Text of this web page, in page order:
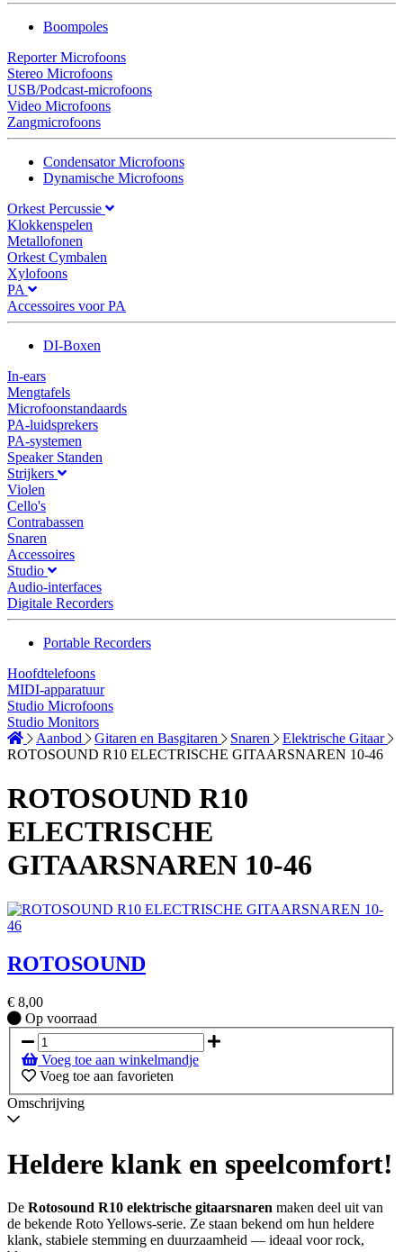
Boompoles
Reporter Microfoons
Stereo Microfoons
USB/Podcast-microfoons
Video Microfoons
Zangmicrofoons
Condensator Microfoons
Dynamische Microfoons
Orkest Percussie
Klokkenspelen
Metallofonen
Orkest Cymbalen
Xylofoons
PA
Accessoires voor PA
DI-Boxen
In-ears
Mengtafels
Microfoonstandaards
PA-luidsprekers
PA-systemen
Speaker Standen
Strijkers
Violen
Cello's
Contrabassen
Snaren
Accessoires
Studio
Audio-interfaces
Digitale Recorders
Portable Recorders
Hoofdtelefoons
MIDI-apparatuur
Studio Microfoons
Studio Monitors
Aanbod
Gitaren en Basgitaren Snaren
Elektrische Gitaar
ROTOSOUND R10 ELECTRISCHE GITAARSNAREN 10-46
ROTOSOUND R10
ELECTRISCHE
GITAARSNAREN 10-46
ROTOSOUND
€ 8,00
Op
voorraad
Op voorraad
Voeg toe aan winkelmandje
Voeg toe aan favorieten
Omschrijving
Heldere klank en speelcomfort!
De Rotosound R10 elektrische gitaarsnaren maken deel uit van
de bekende Roto Yellows-serie. Ze staan bekend om hun heldere
klank, stabiele stemming en duurzaamheid — ideaal voor rock,